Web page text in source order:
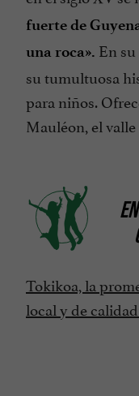
fuerte de
una roca». En
su tumultuosa
para niños.
Mauléon, el
Tokikoa, la
local y de